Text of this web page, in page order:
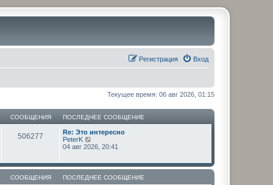
Вход
Регистрация
Текущее время: 06 авг 2026, 01:15
СООБЩЕНИЯ ПОСЛЕДНЕЕ СООБЩЕНИЕ
506277
Re: Это интересно
PeterK
е
й
т
04 авг 2026, 20:41
СООБЩЕНИЯ ПОСЛЕДНЕЕ СООБЩЕНИЕ